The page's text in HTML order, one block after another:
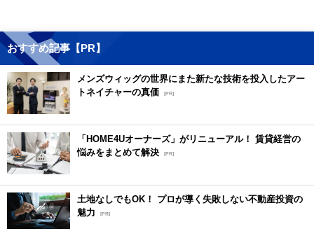
おすすめ記事【PR】
メンズウィッグの世界にまた新たな技術を投入したアー
トネイチャーの真価 [PR]
「HOME4Uオーナーズ」がリニューアル！ 賃貸経営の
悩みをまとめて解決 [PR]
土地なしでもOK！ プロが導く失敗しない不動産投資の
魅力
[PR]